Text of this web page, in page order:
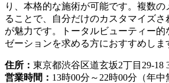
り、本格的な施術が可能です。複数
ることで、自分だけのカスタマイズ
が魅力です。トータルビューティー的
ゼーションを求める方におすすめしま
住所： 東京都渋谷区道玄坂2丁目29-18
営業時間： 13時00分～22時00分（年中